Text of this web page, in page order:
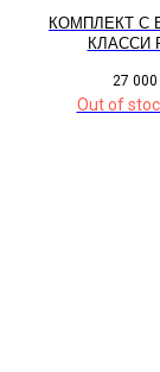
КОМПЛЕКТ С
КЛАССИ
27 000
Out of